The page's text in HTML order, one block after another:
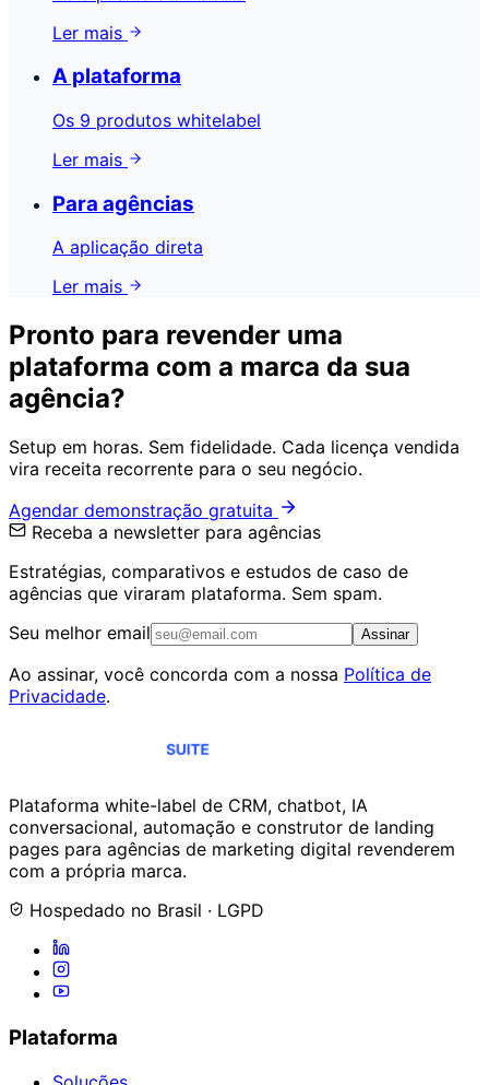
Ler mais
A plataforma
Os 9 produtos whitelabel
Ler mais
Para agências
A aplicação direta
Ler mais
Pronto para revender uma
plataforma com a marca da sua
agência?
Setup em horas. Sem fidelidade. Cada licença vendida
vira receita recorrente para o seu negócio.
Agendar demonstração gratuita
Receba a newsletter para agências
Estratégias, comparativos e estudos de caso de
agências que viraram plataforma. Sem spam.
Seu melhor email
Assinar
Ao assinar, você concorda com a nossa Política de
Privacidade.
Plataforma white-label de CRM, chatbot, IA
conversacional, automação e construtor de landing
pages para agências de marketing digital revenderem
com a própria marca.
Hospedado no Brasil · LGPD
Plataforma